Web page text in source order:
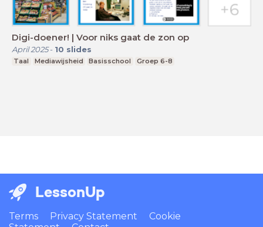
Digi-doener! | Voor niks gaat de zon op
April 2025- 10 slides
Taal Mediawijsheid Basisschool Groep 6-8
LessonUp
Terms Privacy Statement
Cookie